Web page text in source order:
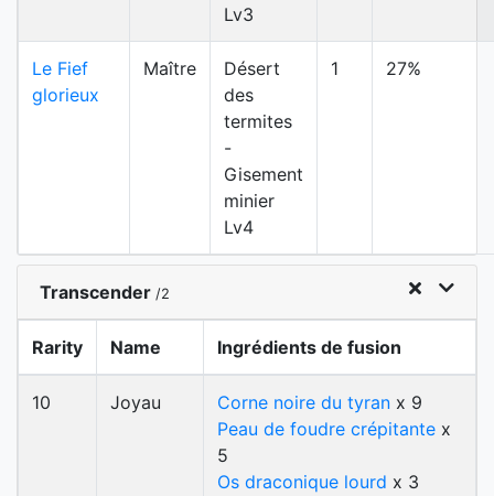
Lv3
Le Fief
glorieux
Maître
Désert
des
termites
-
Gisement
minier
Lv4
1 27%
Transcender /2
Rarity Name Ingrédients de fusion
10 Joyau Corne noire du tyran x 9
Peau de foudre crépitante x
5
Os draconique lourd x 3